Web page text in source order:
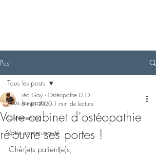
Post
Tous les posts
Commencer
Votre communauté
Tous les posts
Votre cabinet d'ostéopathie
ré-ouvre ses portes !
Léa Gay - Ostéopathe D.O.
6 mai 2020 1 min de lecture
Chèr(e)s patient(e)s,